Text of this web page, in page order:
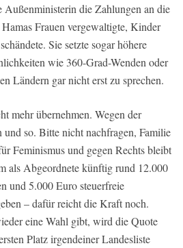
Außenministerin die Zahlungen an die
Frauen vergewaltigte, Kinder
Sie setzte sogar höhere
wie 360-Grad-Wenden oder
Ländern gar nicht erst zu sprechen.
mehr übernehmen. Wegen der
und so. Bitte nicht nachfragen, Familie
Feminismus und gegen Rechts bleibt
als Abgeordnete künftig rund 12.000
und 5.000 Euro steuerfreie
– dafür reicht die Kraft noch.
eine Wahl gibt, wird die Quote
Platz irgendeiner Landesliste